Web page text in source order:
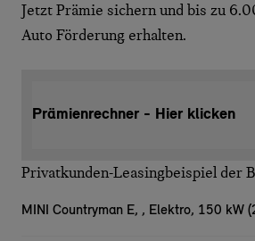
Jetzt Prämie sichern und bis zu
Auto Förderung erhalten.
Prämienrechner - Hier klicken
Privatkunden-Leasingbeispiel der
MINI Countryman E, , Elektro, 150 kW